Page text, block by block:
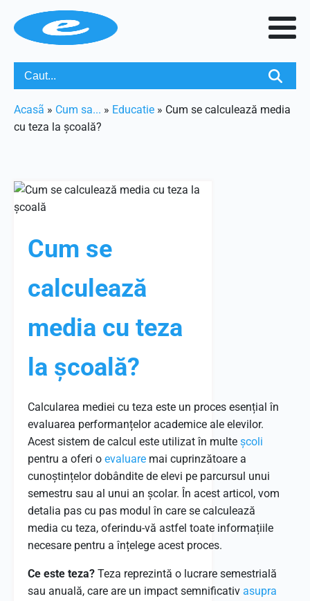
Acasã » Cum sa... » Educatie » Cum se calculează media
cu teza la școală?
Cum se
calculează
media cu teza
la școală?
Calcularea mediei cu teza este un proces esențial în
evaluarea performanțelor academice ale elevilor.
Acest sistem de calcul este utilizat în multe școli
pentru a oferi o evaluare mai cuprinzătoare a
cunoștințelor dobândite de elevi pe parcursul unui
semestru sau al unui an școlar. În acest articol, vom
detalia pas cu pas modul în care se calculează
media cu teza, oferindu-vă astfel toate informațiile
necesare pentru a înțelege acest proces.
Ce este teza? Teza reprezintă o lucrare semestrială
sau anuală, care are un impact semnificativ asupra